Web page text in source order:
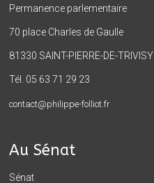
Permanence parlementaire
70 place Charles de Gaulle
81330 SAINT-PIERRE-DE-TRIVISY
Tél. 05 63 71 29 23
contact@philippe-folliot.fr
Au Sénat
Sénat